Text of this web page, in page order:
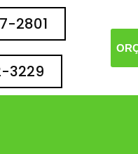
2801
3229